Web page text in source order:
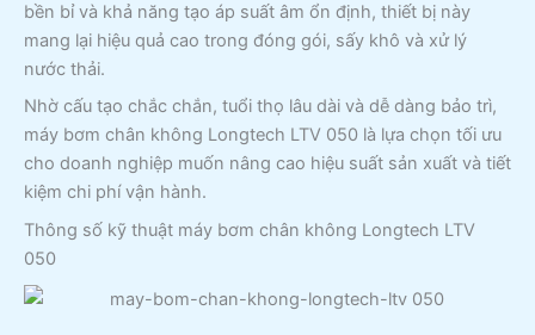
bền bỉ và khả năng tạo áp suất âm ổn định, thiết bị này
mang lại hiệu quả cao trong đóng gói, sấy khô và xử lý
nước thải.
Nhờ cấu tạo chắc chắn, tuổi thọ lâu dài và dễ dàng bảo trì,
máy bơm chân không Longtech LTV 050 là lựa chọn tối ưu
cho doanh nghiệp muốn nâng cao hiệu suất sản xuất và tiết
kiệm chi phí vận hành.
Thông số kỹ thuật máy bơm chân không Longtech LTV
050